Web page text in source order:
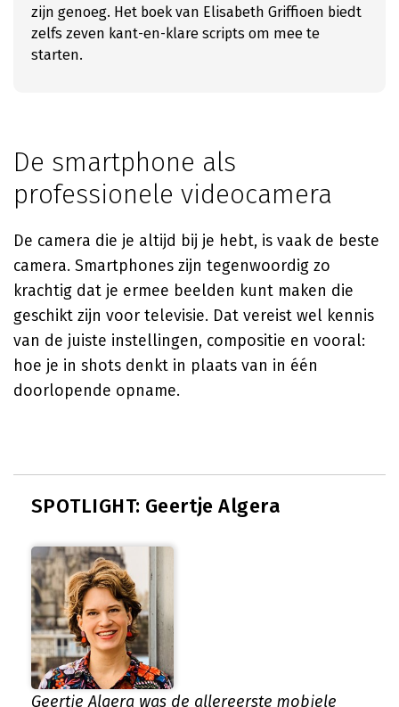
zijn genoeg. Het boek van Elisabeth Griffioen biedt
zelfs zeven kant-en-klare scripts om mee te
starten.
De smartphone als
professionele videocamera
De camera die je altijd bij je hebt, is vaak de beste
camera. Smartphones zijn tegenwoordig zo
krachtig dat je ermee beelden kunt maken die
geschikt zijn voor televisie. Dat vereist wel kennis
van de juiste instellingen, compositie en vooral:
hoe je in shots denkt in plaats van in één
doorlopende opname.
SPOTLIGHT: Geertje Algera
Geertje Algera was de allereerste mobiele